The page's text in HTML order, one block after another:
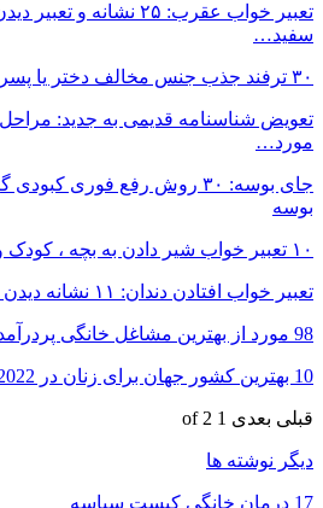
تعبیر خواب عقرب: ۲۵
سفید…
۳۰ ترفند جذب جنس مخالف دختر یا پسر که فورا و شدیدا جواب…
تعویض شناسنامه قدیمی به جدید:
مورد…
جای بوسه: ۳۰ روش رفع فوری
بوسه
۱۰ تعبیر خواب شیر دادن به بچه ، کودک و نوزاد از نظر معبران…
تعبیر خواب افتادن دندان: ۱۱ نشانه دیدن دندان افتادن در خواب…
98 مورد از بهترین مشاغل خانگی پردرآمد برای زنان
10 بهترین کشور جهان برای زنان در 2022
قبلی بعدی 1 of 2
دیگر نوشته ها
17 درمان خانگی کیست سباسه